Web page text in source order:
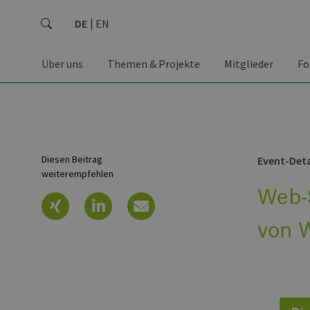
DE EN
Über uns Themen & Projekte Mitglieder
Event-
von
Diesen Beitrag
weiterempfehlen